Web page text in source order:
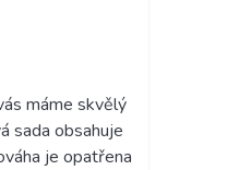
máme skvělý
sada obsahuje
je opatřena